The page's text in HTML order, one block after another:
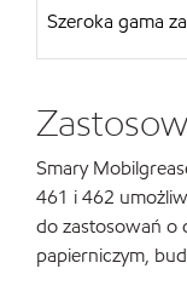
Szeroka gama
Smary
461 i 462
do zastosowań o
papierniczym,